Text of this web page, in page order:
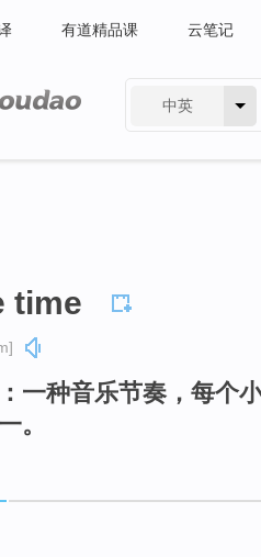
有道精品课 云笔记
中英
time
一种音乐节奏，每个
。